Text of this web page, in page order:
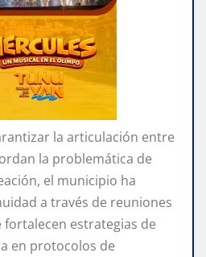
la articulación entre
la problemática de
el municipio ha
a través de reuniones
estrategias de
en protocolos de